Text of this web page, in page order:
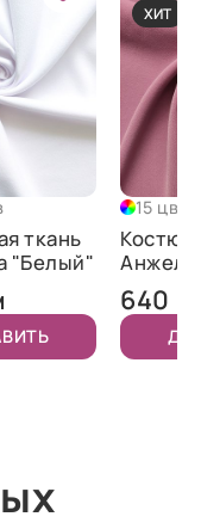
ткань
"Белый"
ХИТ
15
640